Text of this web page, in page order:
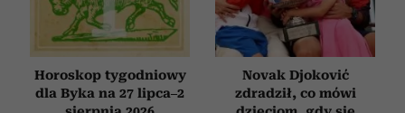
Horoskop tygodniowy
dla Byka na 27 lipca–2
Novak Djoković
zdradził, co mówi